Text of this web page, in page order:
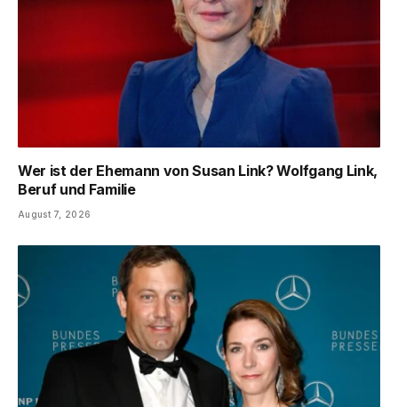
Wer ist der Ehemann von Susan Link? Wolfgang Link,
Beruf und Familie
August 7, 2026